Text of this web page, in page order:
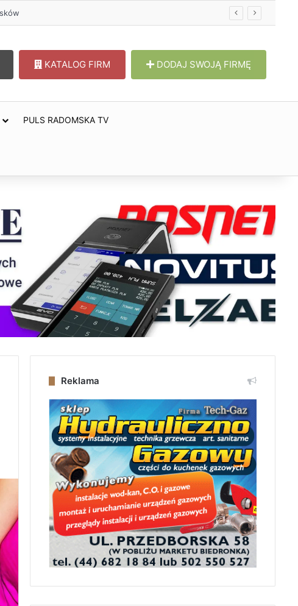
KATALOG FIRM DODAJ SWOJĄ FIRMĘ
PULS RADOMSKA TV
Reklama